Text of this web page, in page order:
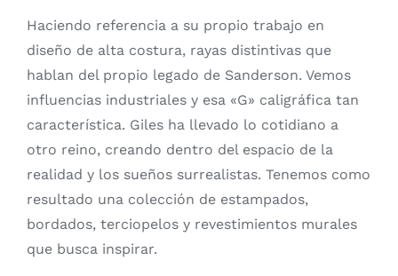
Haciendo referencia a su propio trabajo en
diseño de alta costura, rayas distintivas que
hablan del propio legado de Sanderson. Vemos
influencias industriales y esa «G» caligráfica tan
característica. Giles ha llevado lo cotidiano a
otro reino, creando dentro del espacio de la
realidad y los sueños surrealistas. Tenemos como
resultado una colección de estampados,
bordados, terciopelos y revestimientos murales
que busca inspirar.